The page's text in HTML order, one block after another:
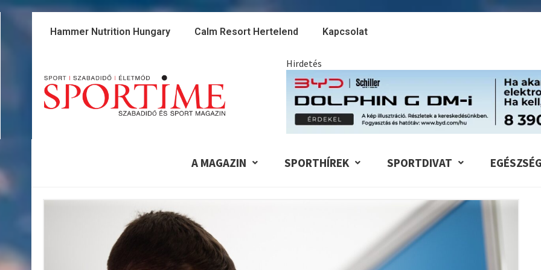
Skip
Hammer Nutrition Hungary Calm Resort Hertelend Kapcsolat
Hirdetés
A MAGAZIN SPORTHÍREK SPORTDIVAT EGÉSZSÉG